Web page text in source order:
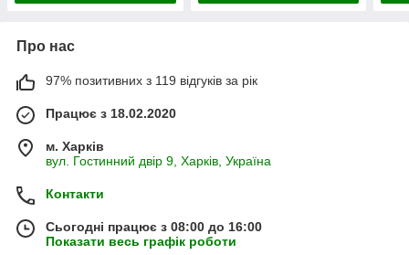
Про нас
97% позитивних з 119 відгуків за рік
Працює з 18.02.2020
м. Харків
вул. Гостинний двір 9, Харків, Україна
Контакти
Сьогодні працює з 08:00 до 16:00
Показати весь графік роботи